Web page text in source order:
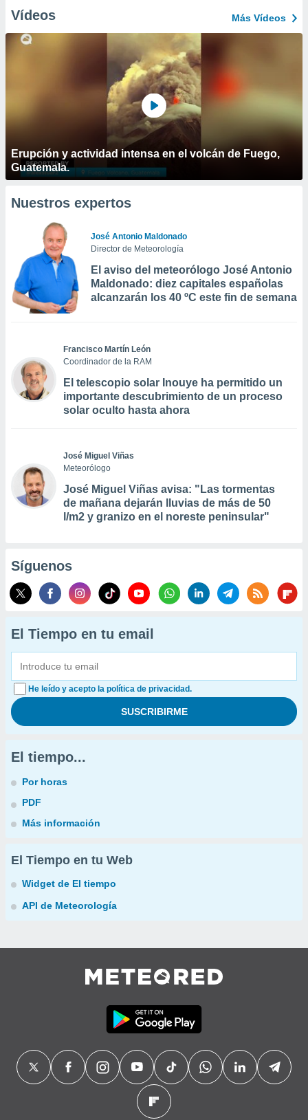
Vídeos Más Vídeos
Erupción y actividad intensa en el volcán de Fuego,
Guatemala.
Nuestros expertos
José Antonio Maldonado
Director de Meteorología
El aviso del meteorólogo José Antonio
Maldonado: diez capitales españolas
alcanzarán los 40 ºC este fin de semana
Francisco Martín León
Coordinador de la RAM
El telescopio solar Inouye ha permitido un
importante descubrimiento de un proceso
solar oculto hasta ahora
José Miguel Viñas
Meteorólogo
José Miguel Viñas avisa: "Las tormentas
de mañana dejarán lluvias de más de 50
l/m2 y granizo en el noreste peninsular"
Síguenos
El Tiempo en tu email
He leído y acepto la política de privacidad.
El tiempo...
Por horas
PDF
Más información
El Tiempo en tu Web
Widget de El tiempo
API de Meteorología